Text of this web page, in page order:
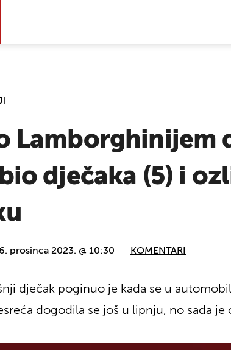
Lamborghinijem
dječaka (5) i
prosinca 2023. @ 10:30 KOMENTARI
dječak poginuo je kada se u
dogodila se još u lipnju, no sada